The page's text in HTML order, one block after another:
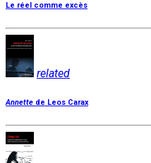
Le réel comme excès
related
Annette de Leos Carax